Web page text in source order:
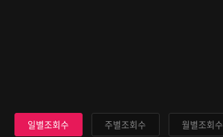
일별조회수 주별조회수 월별조회수